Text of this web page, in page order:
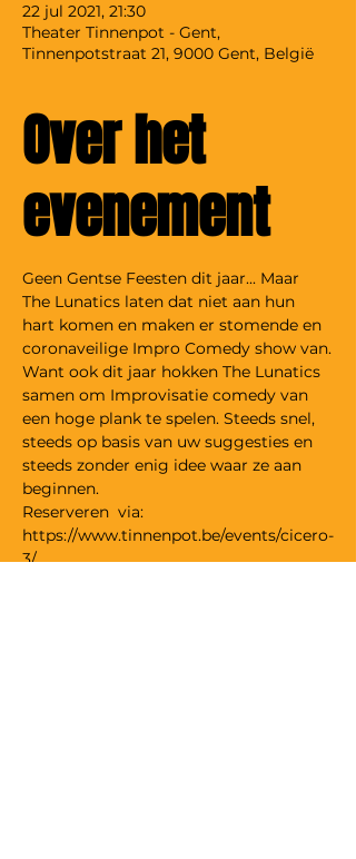
22 jul 2021, 21:30
Theater Tinnenpot - Gent,
Tinnenpotstraat 21, 9000 Gent, België
Over het
evenement
Geen Gentse Feesten dit jaar... Maar
The Lunatics laten dat niet aan hun
hart komen en maken er stomende en
coronaveilige Impro Comedy show van.
Want ook dit jaar hokken The Lunatics
samen om Improvisatie comedy van
een hoge plank te spelen. Steeds snel,
steeds op basis van uw suggesties en
steeds zonder enig idee waar ze aan
beginnen.
Reserveren  via:
https://www.tinnenpot.be/events/cicero-
3/